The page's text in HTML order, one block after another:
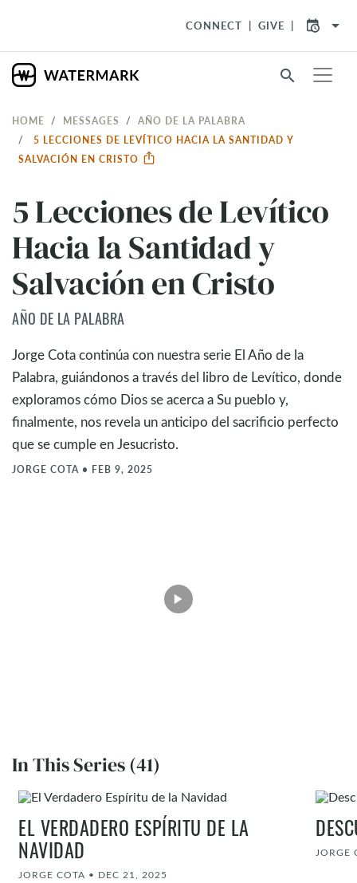
CONNECT GIVE arrow_drop_down
search
HOME MESSAGES
AÑO DE LA PALABRA
5 LECCIONES DE LEVÍTICO HACIA LA SANTIDAD Y
SALVACIÓN EN CRISTO
5 Lecciones de Levítico
Hacia la Santidad y
Salvación en Cristo
AÑO DE LA PALABRA
Jorge Cota continúa con nuestra serie El Año de la
Palabra, guiándonos a través del libro de Levítico, donde
exploramos cómo Dios se acerca a Su pueblo y,
finalmente, nos revela un anticipo del sacrificio perfecto
que se cumple en Jesucristo.
JORGE COTA • FEB 9, 2025
In This Series (41)
EL VERDADERO ESPÍRITU DE LA
NAVIDAD
JORGE COTA • DEC 21, 2025
JORGE